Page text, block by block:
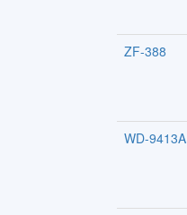
ZF-388
WD-9413A